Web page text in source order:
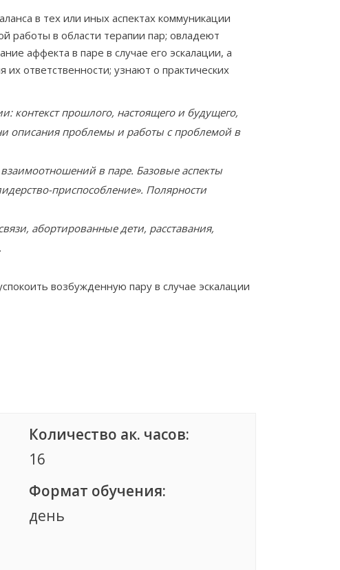
в тех или иных аспектах коммуникации
работы в области терапии пар; овладеют
аффекта в паре в случае его эскалации, а
ответственности; узнают о практических
контекст прошлого, настоящего и будущего,
описания проблемы и работы с проблемой в
в паре. Базовые аспекты
приспособление». Полярности
абортированные дети, расставания,
возбужденную пару в случае эскалации
Количество ак. часов:
16
Формат обучения:
день